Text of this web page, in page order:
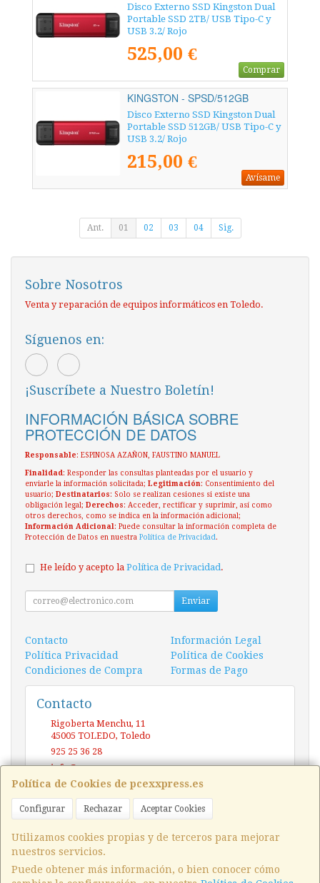
Disco Externo SSD Kingston Dual
Portable SSD 2TB/ USB Tipo-C y
USB 3.2/ Rojo
525,00 €
Comprar
KINGSTON - SPSD/512GB
Disco Externo SSD Kingston Dual
Portable SSD 512GB/ USB Tipo-C y
USB 3.2/ Rojo
215,00 €
Avísame
Ant. 01 02 03 04 Sig.
Política de Cookies de pcexxpress.es
Configurar Rechazar Aceptar Cookies
Utilizamos cookies propias y de terceros para mejorar
nuestros servicios.
Puede obtener más información, o bien conocer cómo
Sobre Nosotros
Venta y reparación de equipos informáticos en Toledo.
Síguenos en:
¡Suscríbete a Nuestro Boletín!
INFORMACIÓN BÁSICA SOBRE
PROTECCIÓN DE DATOS
Responsable: ESPINOSA AZAÑON, FAUSTINO MANUEL
Finalidad: Responder las consultas planteadas por el usuario y
enviarle la información solicitada; Legitimación: Consentimiento del
usuario; Destinatarios: Solo se realizan cesiones si existe una
obligación legal; Derechos: Acceder, rectificar y suprimir, así como
otros derechos, como se indica en la información adicional;
Información Adicional: Puede consultar la información completa de
Protección de Datos en nuestra Política de Privacidad.
He leído y acepto la Política de Privacidad.
Enviar
Contacto
Información Legal
Política Privacidad
Política de Cookies
Condiciones de Compra
Formas de Pago
Contacto
Rigoberta Menchu, 11
45005 TOLEDO, Toledo
925 25 36 28
info@pcexxpress.es
Horario
10 - 14 / 17 - 20 Sábado / Domingo (CERRADO)